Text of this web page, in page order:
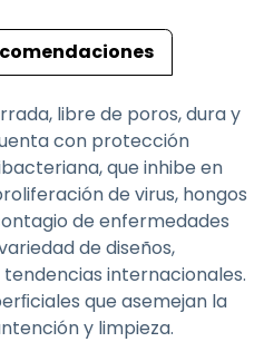
libre de poros, dura y
con protección
que inhibe en
de virus, hongos
de enfermedades
de diseños,
internacionales.
que asemejan la
y limpieza.